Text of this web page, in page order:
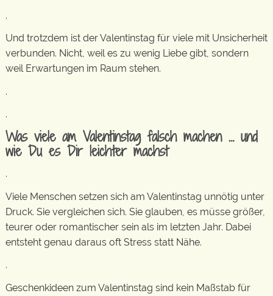
.
Und trotzdem ist der Valentinstag für viele mit Unsicherheit
verbunden. Nicht, weil es zu wenig Liebe gibt, sondern
weil Erwartungen im Raum stehen.
.
.
Was viele am Valentinstag falsch machen … und
wie Du es Dir leichter machst
.
Viele Menschen setzen sich am Valentinstag unnötig unter
Druck. Sie vergleichen sich. Sie glauben, es müsse größer,
teurer oder romantischer sein als im letzten Jahr. Dabei
entsteht genau daraus oft Stress statt Nähe.
.
Geschenkideen zum Valentinstag sind kein Maßstab für